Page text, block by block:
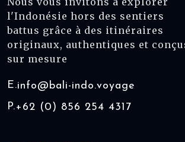
l'Indonésie hors des sentiers
battus grâce à des itinéraires
originaux, authentiques et
sur mesure
E.info@bali-indo.voyage
P.+62 (0) 856 254 4317